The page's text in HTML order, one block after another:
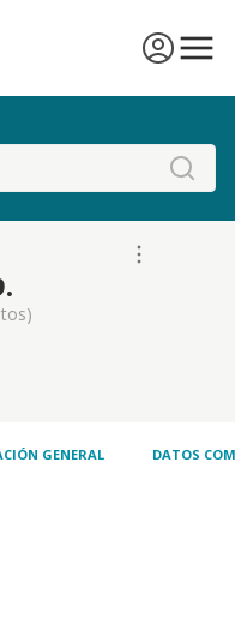
GENERAL DATOS